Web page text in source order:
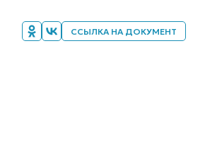
ССЫЛКА НА ДОКУМЕНТ